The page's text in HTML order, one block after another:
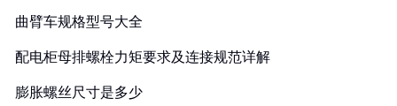
曲臂车规格型号大全
配电柜母排螺栓力矩要求及连接规范详解
膨胀螺丝尺寸是多少